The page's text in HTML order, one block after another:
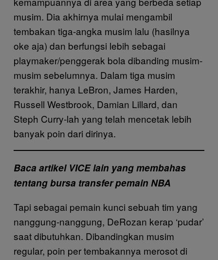
musim. Dia akhirnya mulai mengambil
tembakan tiga-angka musim lalu (hasilnya
oke aja) dan berfungsi lebih sebagai
playmaker/penggerak bola dibanding musim-
musim sebelumnya. Dalam tiga musim
terakhir, hanya LeBron, James Harden,
Russell Westbrook, Damian Lillard, dan
Steph Curry-lah yang telah mencetak lebih
banyak poin dari dirinya.
Baca artikel VICE lain yang membahas
tentang bursa transfer pemain NBA
Tapi sebagai pemain kunci sebuah tim yang
nanggung-nanggung, DeRozan kerap ‘pudar’
saat dibutuhkan. Dibandingkan musim
regular, poin per tembakannya merosot di